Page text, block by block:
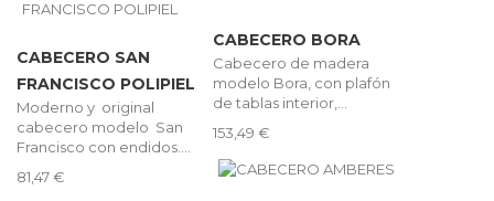
CABECERO SAN
FRANCISCO POLIPIEL
Moderno y original
cabecero modelo San
Francisco con endidos....
81,47 €
CABECERO BORA
Cabecero de madera
modelo Bora, con plafón
de tablas interior,...
153,49 €